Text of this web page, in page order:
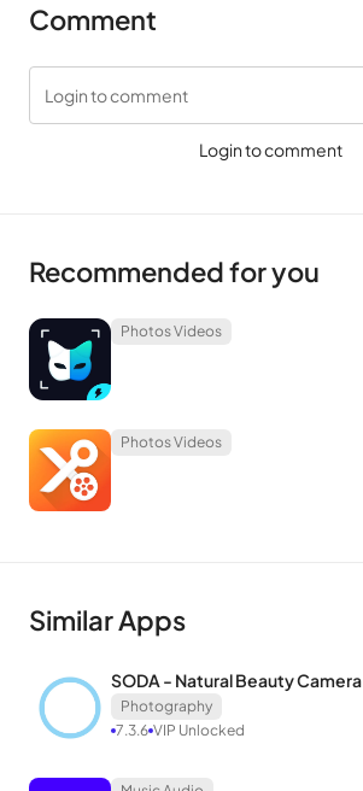
Comment
Login to comment
Login to comment
Recommended for you
Photos Videos
Photos Videos
Similar Apps
SODA - Natural Beauty Camera
Photography
7.3.6 VIP Unlocked